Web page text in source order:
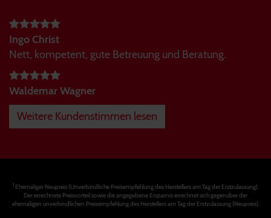
Ingo Christ
Nett, kompetent, gute Betreuung und Beratung.
Waldemar Wagner
Weitere Kundenstimmen lesen
1Ehemaliger Neupreis (Unverbindliche Preisempfehlung des Herstellers am Tag der Erstzulassung).
Der errechnete Preisvorteil sowie die angegebene Ersparnis errechnet sich gegenüber der
ehemaligen unverbindlichen Preisempfehlung des Herstellers am Tag der Erstzulassung (Neupreis).